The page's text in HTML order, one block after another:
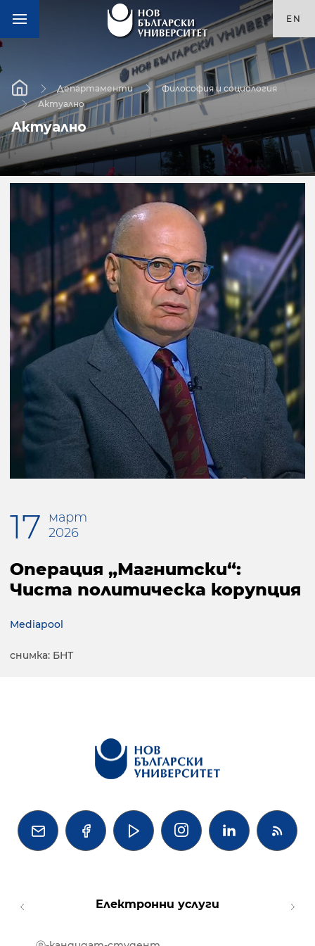
EN
Департаменти
Философия и социология
Актуално
Актуално
17
март
2026
Операция „Магнитски“:
Чиста политическа корупция
Mediapool
снимка: БНТ
   
Електронни услуги